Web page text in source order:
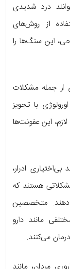
درد شدیدی
از روش‌های
این سنگ‌ها را
از جمله مشکلات
با تجویز
این عفونت‌ها
بی‌اختیاری ادرار،
هستند که
متخصصین
مانند دارو
می‌کنند.